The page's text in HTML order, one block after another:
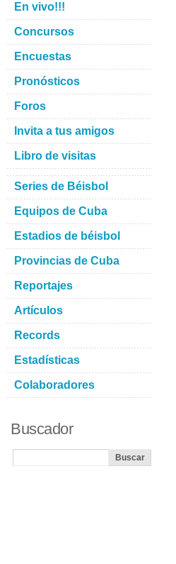
En vivo!!!
Concursos
Encuestas
Pronósticos
Foros
Invita a tus amigos
Libro de visitas
Series de Béisbol
Equipos de Cuba
Estadios de béisbol
Provincias de Cuba
Reportajes
Artículos
Records
Estadísticas
Colaboradores
Buscador